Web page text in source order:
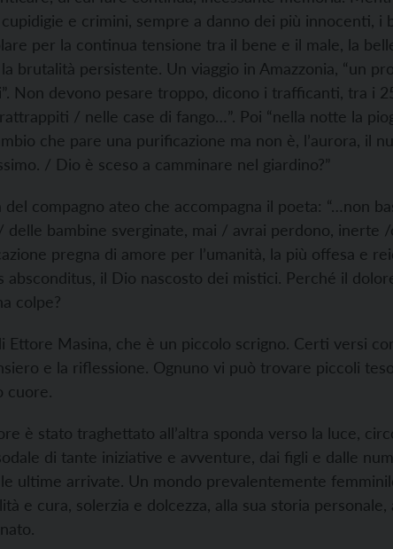
e crimini, sempre a danno dei più innocenti, i
per la continua tensione tra il bene e il male, la
brutalità persistente. Un viaggio in Amazzonia, “un
Non devono pesare troppo, dicono i trafficanti, tra i
/ nelle case di fango…”. Poi “nella notte la
che pare una purificazione ma non è, l’aurora, il
/ Dio è sceso a camminare nel giardino?”
compagno ateo che accompagna il poeta: “…non
delle bambine sverginate, mai / avrai perdono, inerte
pregna di amore per l’umanità, la più offesa e
absconditus, il Dio nascosto dei mistici. Perché il
colpe?
Ettore Masina, che è un piccolo scrigno. Certi versi
e la riflessione. Ognuno vi può trovare piccoli
cuore.
è stato traghettato all’altra sponda verso la luce,
di tante iniziative e avventure, dai figli e dalle
ultime arrivate. Un mondo prevalentemente
e cura, solerzia e dolcezza, alla sua storia personale,